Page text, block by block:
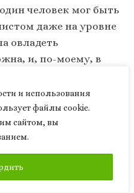
и использования
файлы cookie.
сайтом, вы
человек мог быть
даже на уровне
овладеть
и, по-моему, в
Brian Project или
понимаем, как
или генетические
Они не сильно